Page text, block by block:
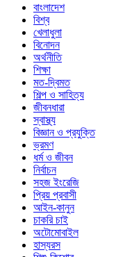
বাংলাদেশ
বিশ্ব
খেলাধুলা
বিনোদন
অর্থনীতি
শিক্ষা
মত-দ্বিমত
শিল্প ও সাহিত্য
জীবনধারা
স্বাস্থ্য
বিজ্ঞান ও প্রযুক্তি
ভ্রমণ
ধর্ম ও জীবন
নির্বাচন
সহজ ইংরেজি
প্রিয় প্রবাসী
আইন-কানুন
চাকরি চাই
অটোমোবাইল
হাস্যরস